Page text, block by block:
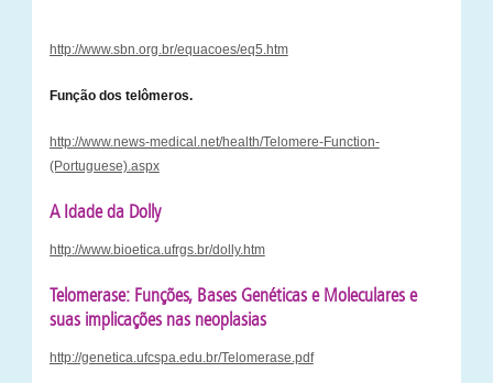
http://www.sbn.org.br/equacoes/eq5.htm
Função dos telômeros.
http://www.news-medical.net/health/Telomere-Function-
(Portuguese).aspx
A Idade da Dolly
http://www.bioetica.ufrgs.br/dolly.htm
Telomerase: Funções, Bases Genéticas e Moleculares e
suas implicações nas neoplasias
http://genetica.ufcspa.edu.br/Telomerase.pdf